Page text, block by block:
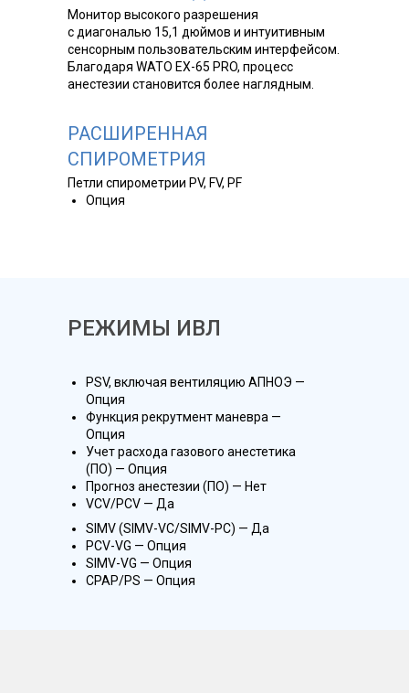
Монитор высокого разрешения
с диагональю 15,1 дюймов и интуитивным
сенсорным пользовательским интерфейсом.
Благодаря WATO EX-65 PRO, процесс
анестезии становится более наглядным.
РАСШИРЕННАЯ
СПИРОМЕТРИЯ
Петли спирометрии PV, FV, PF
Опция
РЕЖИМЫ ИВЛ
PSV, включая вентиляцию АПНОЭ —
Опция
Функция рекрутмент маневра —
Опция
Учет расхода газового анестетика
(ПО) — Опция
Прогноз анестезии (ПО) — Нет
VCV/PCV — Да
SIMV (SIMV-VC/SIMV-PC) — Да
PCV-VG — Опция
SIMV-VG — Опция
CPAP/PS — Опция